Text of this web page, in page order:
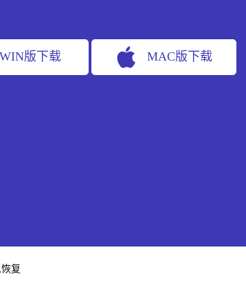
WIN版下载 MAC版下载
复